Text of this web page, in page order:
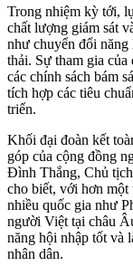
Trong nhiệm kỳ tới,
chất lượng giám sát
như chuyển đổi
thải. Sự tham gia
các chính sách bám
tích hợp các tiêu
triển.
Khối đại đoàn kết
góp của cộng đồng
Đình Thắng, Chủ
cho biết, với hơn một
nhiều quốc gia như
người Việt tại châu
năng hội nhập tốt và
nhân dân.